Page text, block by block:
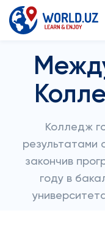
Колледж
результатами
закончив
году в